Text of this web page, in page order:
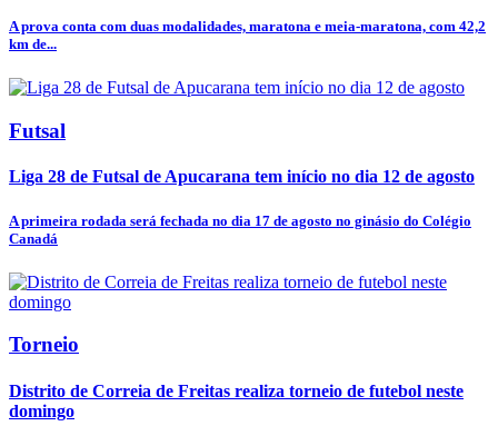
A prova conta com duas modalidades, maratona e meia-maratona, com 42,2
km de...
Futsal
Liga 28 de Futsal de Apucarana tem início no dia 12 de agosto
A primeira rodada será fechada no dia 17 de agosto no ginásio do Colégio
Canadá
Torneio
Distrito de Correia de Freitas realiza torneio de futebol neste
domingo